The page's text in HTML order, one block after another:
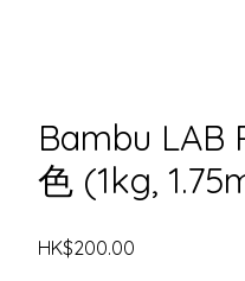
Bambu LAB
色 (1kg,
HK$200.00